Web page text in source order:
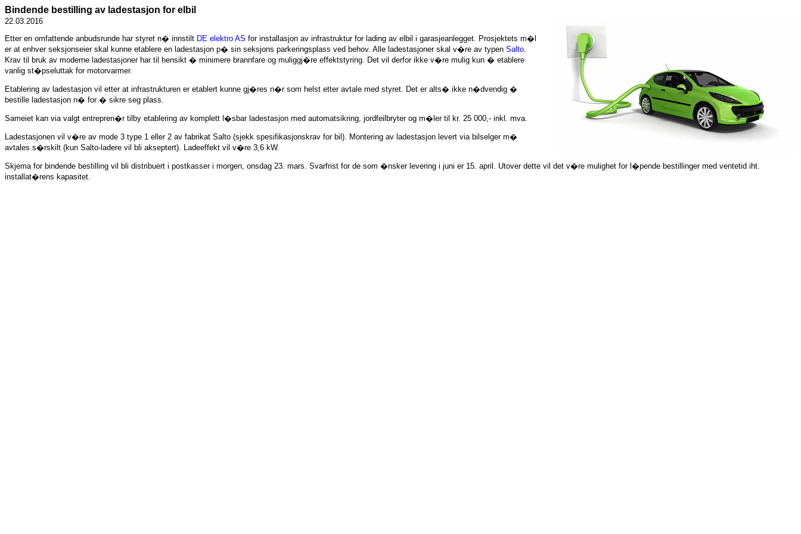
Bindende bestilling av ladestasjon for elbil
22.03.2016
Etter en omfattende anbudsrunde har styret n� innstilt DE elektro AS for installasjon av infrastruktur for lading av elbil i garasjeanlegget. Prosjektets m�l
er at enhver seksjonseier skal kunne etablere en ladestasjon p� sin seksjons parkeringsplass ved behov. Alle ladestasjoner skal v�re av typen Salto.
Krav til bruk av moderne ladestasjoner har til hensikt � minimere brannfare og muliggj�re effektstyring. Det vil derfor ikke v�re mulig kun � etablere
vanlig st�pseluttak for motorvarmer.
Etablering av ladestasjon vil etter at infrastrukturen er etablert kunne gj�res n�r som helst etter avtale med styret. Det er alts� ikke n�dvendig �
bestille ladestasjon n� for � sikre seg plass.
Sameiet kan via valgt entrepren�r tilby etablering av komplett l�sbar ladestasjon med automatsikring, jordfeilbryter og m�ler til kr. 25 000,- inkl. mva.
Ladestasjonen vil v�re av mode 3 type 1 eller 2 av fabrikat Salto (sjekk spesifikasjonskrav for bil). Montering av ladestasjon levert via bilselger m�
avtales s�rskilt (kun Salto-ladere vil bli akseptert). Ladeeffekt vil v�re 3,6 kW.
Skjema for bindende bestilling vil bli distribuert i postkasser i morgen, onsdag 23. mars. Svarfrist for de som �nsker levering i juni er 15. april. Utover dette vil det v�re mulighet for l�pende bestillinger med ventetid iht.
installat�rens kapasitet.